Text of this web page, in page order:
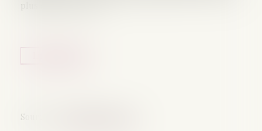
Source :